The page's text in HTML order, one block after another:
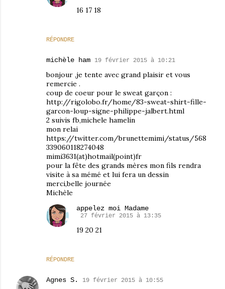
RÉPONDRE
16 17 18
michèle ham 19 février 2015 à 10:21
bonjour ,je tente avec grand plaisir et vous
remercie .
coup de coeur pour le sweat garçon :
http://rigolobo.fr/home/83-sweat-shirt-fille-
garcon-loup-signe-philippe-jalbert.html
2 suivis fb,michele hamelin
mon relai
https://twitter.com/brunettemimi/status/568
339060118274048
mimi3631(at)hotmail(point)fr
pour la fête des grands mères mon fils rendra
visite à sa mémé et lui fera un dessin
merci,belle journée
Michèle
RÉPONDRE
appelez moi Madame
27 février 2015 à 13:35
19 20 21
Agnes S. 19 février 2015 à 10:55